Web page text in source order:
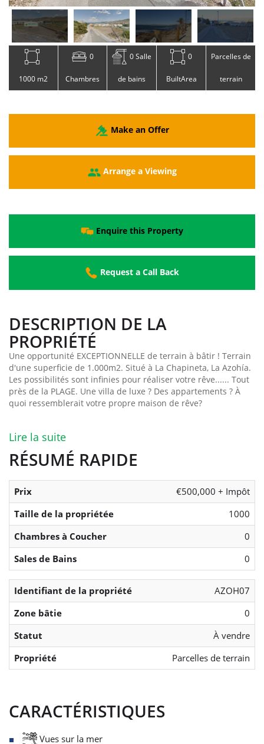
1000 m2
0
Chambres
0 Salle
de bains
0
BuiltArea
Parcelles de
terrain
Make an Offer
Arrange a Viewing
Enquire this Property
Request a Call Back
DESCRIPTION DE LA
PROPRIÉTÉ
Une opportunité EXCEPTIONNELLE de terrain à bâtir ! Terrain
d'une superficie de 1.000m2. Situé à La Chapineta, La Azohía.
Les possibilités sont infinies pour réaliser votre rêve...... Tout
près de la PLAGE. Une villa de luxe ? Des appartements ? À
quoi ressemblerait votre propre maison de rêve?
Lire la suite
RÉSUMÉ RAPIDE
Prix
€500,000 + Impôt
Taille de la propriétée
1000
Chambres à Coucher
0
Sales de Bains
0
Identifiant de la propriété
AZOH07
Zone bâtie
0
Statut
À vendre
Propriété
Parcelles de terrain
CARACTÉRISTIQUES
Vues sur la mer